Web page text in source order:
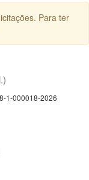
Para ter
1-000018-2026